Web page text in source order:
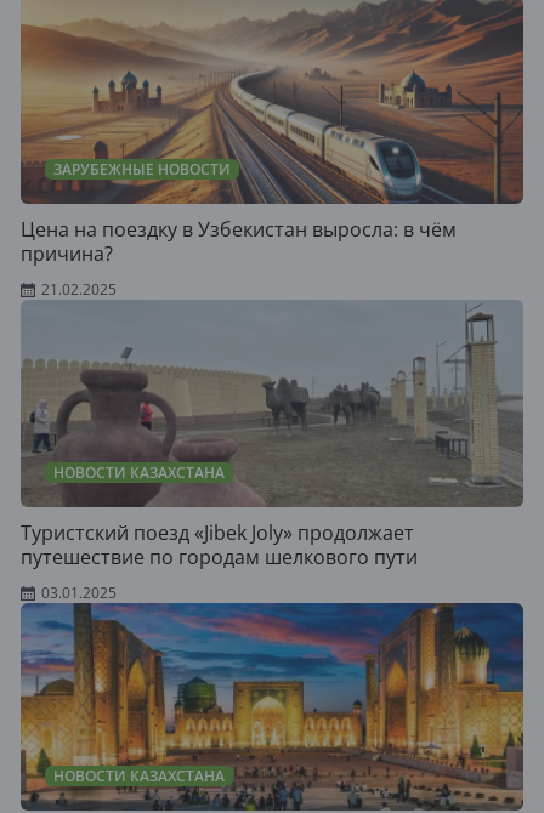
ЗАРУБЕЖНЫЕ НОВОСТИ
Цена на поездку в Узбекистан выросла: в чём
причина?
21.02.2025
НОВОСТИ КАЗАХСТАНА
Туристский поезд «Jibek Joly» продолжает
путешествие по городам шелкового пути
03.01.2025
НОВОСТИ КАЗАХСТАНА